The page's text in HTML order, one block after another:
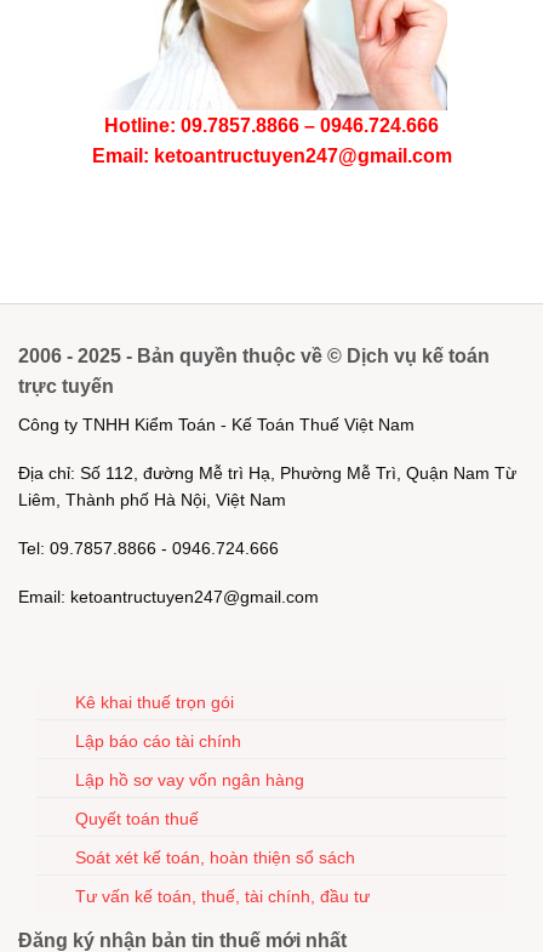
Hotline: 09.7857.8866 – 0946.724.666
Email: ketoantructuyen247@gmail.com
2006 - 2025 - Bản quyền thuộc về © Dịch vụ kế toán
trực tuyến
Công ty TNHH Kiểm Toán - Kế Toán Thuế Việt Nam
Địa chỉ: Số 112, đường Mễ trì Hạ, Phường Mễ Trì, Quận Nam Từ
Liêm, Thành phố Hà Nội, Việt Nam
Tel: 09.7857.8866 - 0946.724.666
Email: ketoantructuyen247@gmail.com
Kê khai thuế trọn gói
Lập báo cáo tài chính
Lập hồ sơ vay vốn ngân hàng
Quyết toán thuế
Soát xét kế toán, hoàn thiện sổ sách
Tư vấn kế toán, thuế, tài chính, đầu tư
Đăng ký nhận bản tin thuế mới nhất